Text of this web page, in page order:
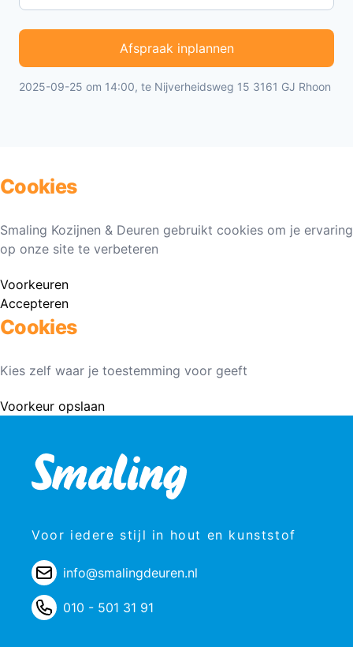
Afspraak inplannen
2025-09-25 om 14:00, te Nijverheidsweg 15 3161 GJ Rhoon
Cookies
Smaling Kozijnen & Deuren gebruikt cookies om je ervaring
op onze site te verbeteren
Voorkeuren
Accepteren
Cookies
Kies zelf waar je toestemming voor geeft
Voorkeur opslaan
Voor iedere stijl in hout en kunststof
info@smalingdeuren.nl
010 - 501 31 91